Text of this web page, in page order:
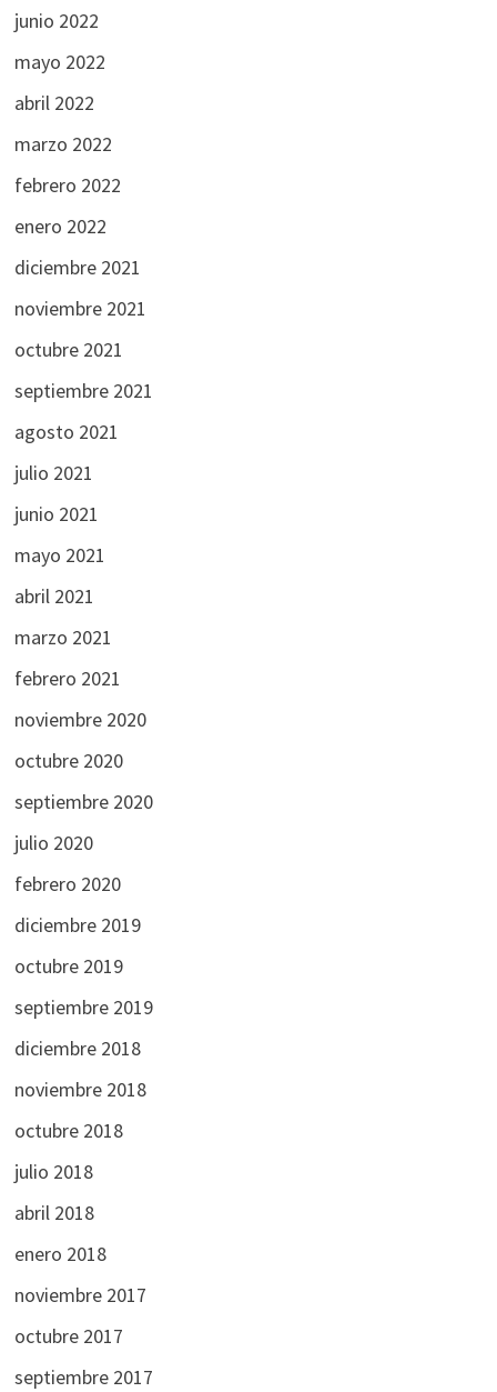
junio 2022
mayo 2022
abril 2022
marzo 2022
febrero 2022
enero 2022
diciembre 2021
noviembre 2021
octubre 2021
septiembre 2021
agosto 2021
julio 2021
junio 2021
mayo 2021
abril 2021
marzo 2021
febrero 2021
noviembre 2020
octubre 2020
septiembre 2020
julio 2020
febrero 2020
diciembre 2019
octubre 2019
septiembre 2019
diciembre 2018
noviembre 2018
octubre 2018
julio 2018
abril 2018
enero 2018
noviembre 2017
octubre 2017
septiembre 2017